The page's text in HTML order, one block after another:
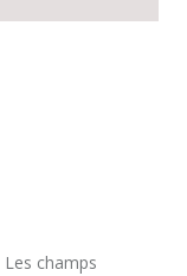
Les champs